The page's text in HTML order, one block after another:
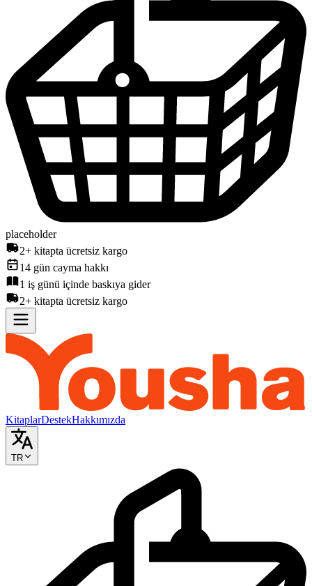
placeholder
2+ kitapta ücretsiz kargo
14 gün cayma hakkı
1 iş günü içinde baskıya gider
2+ kitapta ücretsiz kargo
KitaplarDestekHakkımızda
TR